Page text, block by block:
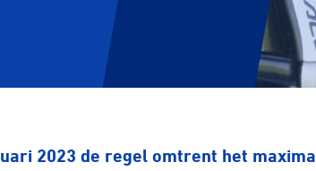
2023 de regel omtrent het